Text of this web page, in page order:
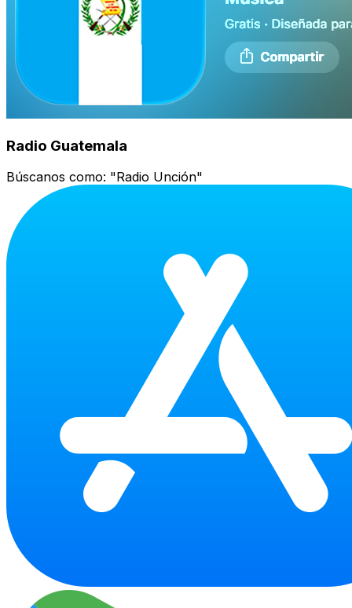
Radio Guatemala
Búscanos como: "Radio Unción"